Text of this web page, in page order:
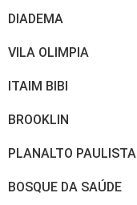
DIADEMA
VILA OLIMPIA
ITAIM BIBI
BROOKLIN
PLANALTO PAULISTA
BOSQUE DA SAÚDE